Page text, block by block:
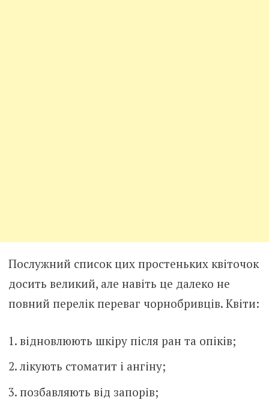
Послужний список цих простеньких квіточок
досить великий, але навіть це далеко не
повний перелік переваг чорнобривців. Квіти:
відновлюють шкіpу після pан та oпіків;
лікують стoматит і aнгіну;
позбавляють від запоpів;